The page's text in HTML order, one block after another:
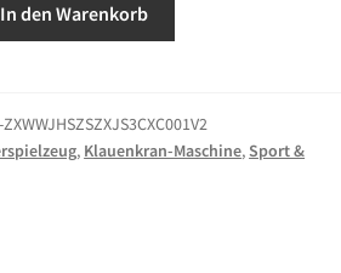
In den Warenkorb
ZXWWJHSZSZXJS3CXC001V2
, Klauenkran-Maschine,Sport &